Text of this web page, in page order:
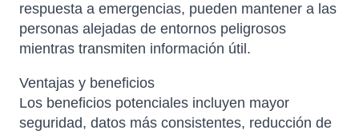
respuesta a emergencias, pueden mantener a las
personas alejadas de entornos peligrosos
mientras transmiten información útil.
Ventajas y beneficios
Los beneficios potenciales incluyen mayor
seguridad, datos más consistentes, reducción de